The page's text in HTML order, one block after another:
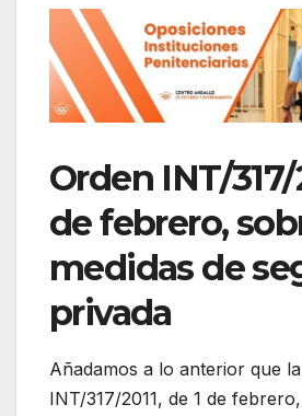
Orden INT/317/
de febrero,
medidas de
privada
Añadamos a lo anterior que
INT/317/2011, de 1 de